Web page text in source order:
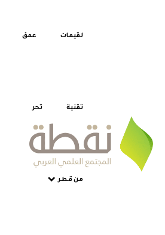
لقيمات عمق
تقنية تحر
من قطر